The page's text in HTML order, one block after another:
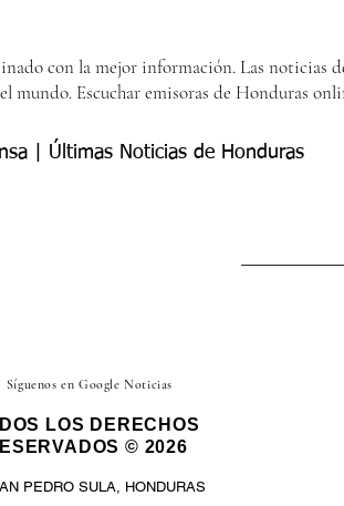
con la mejor información. Las noticias
Escuchar emisoras de Honduras
| Últimas Noticias de Honduras
Síguenos en Google Noticias
LOS DERECHOS
© 2026
PEDRO SULA, HONDURAS